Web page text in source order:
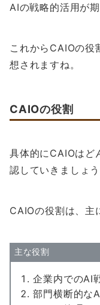
AIの戦略的活用が
これからCAIOの役
想されますね。
CAIOの役割
具体的にCAIOはど
認していきましょう
CAIOの役割は、主
主な役割
企業内でのAI
部門横断的な